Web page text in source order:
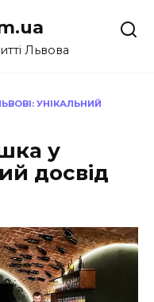
Львова
УНІКАЛЬНИЙ
у
досвід